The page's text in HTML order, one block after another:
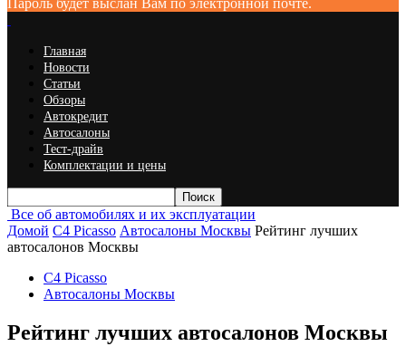
Пароль будет выслан Вам по электронной почте.
Главная
Новости
Статьи
Обзоры
Автокредит
Автосалоны
Тест-драйв
Комплектации и цены
Все об автомобилях и их эксплуатации
Домой C4 Picasso Автосалоны Москвы Рейтинг лучших
автосалонов Москвы
C4 Picasso
Автосалоны Москвы
Рейтинг лучших автосалонов Москвы